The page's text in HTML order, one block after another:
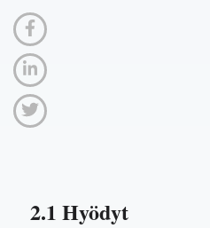
2.1 Hyödyt